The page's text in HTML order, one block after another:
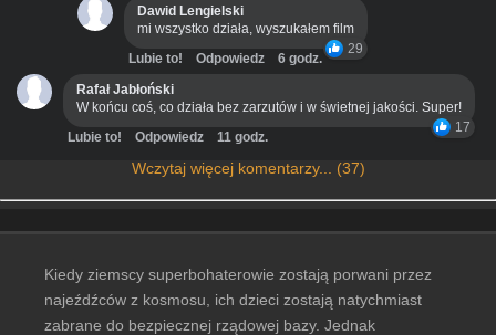
Dawid Lengielski
mi wszystko działa, wyszukałem film
29
Lubie to! Odpowiedz
6 godz.
Rafał Jabłoński
W końcu coś, co działa bez zarzutów i w świetnej jakości. Super!
17
Lubie to! Odpowiedz 11 godz.
Wczytaj więcej komentarzy... (37)
Kiedy ziemscy superbohaterowie zostają porwani przez
najeźdźców z kosmosu, ich dzieci zostają natychmiast
zabrane do bezpiecznej rządowej bazy. Jednak